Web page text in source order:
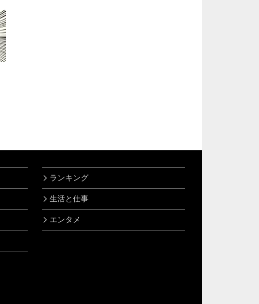
ランキング
生活と仕事
エンタメ